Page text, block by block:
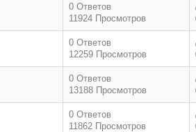
0 Ответов
11924 Просмотров
0 Ответов
12259 Просмотров
0 Ответов
13188 Просмотров
0 Ответов
11862 Просмотров